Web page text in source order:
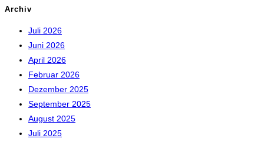
Archiv
Juli 2026
Juni 2026
April 2026
Februar 2026
Dezember 2025
September 2025
August 2025
Juli 2025